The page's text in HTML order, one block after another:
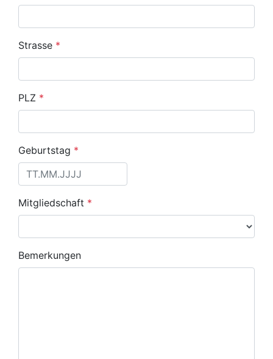
Strasse *
PLZ *
Geburtstag *
Mitgliedschaft *
Bemerkungen